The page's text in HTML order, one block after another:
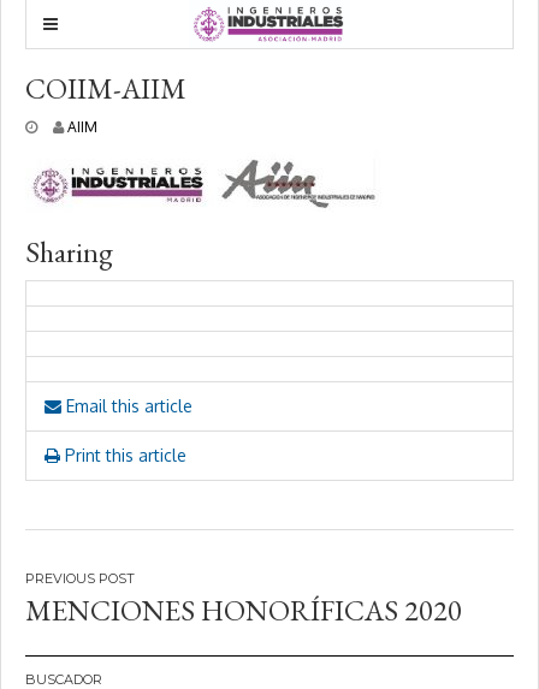
COIIM-AIIM
n
o
v
e
r
e
2
0
AIIM
Sharing
Email this article
Print this article
Navegación
de
entradas
MENCIONES HONORÍFICAS 2020
BUSCADOR